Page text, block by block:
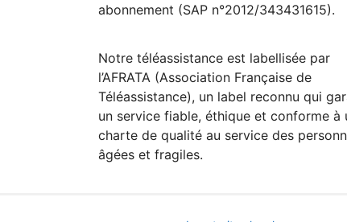
abonnement (SAP n°2012/343431615).
Notre téléassistance est labellisée par
l’AFRATA (Association Française de
Téléassistance), un label reconnu qui
un service fiable, éthique et conforme à
charte de qualité au service des
âgées et fragiles.